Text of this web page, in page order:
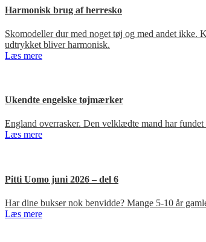
Harmonisk brug af herresko
Skomodeller dur med noget tøj og med andet ikke.
udtrykket bliver harmonisk.
Læs mere
Ukendte engelske tøjmærker
England overrasker. Den velklædte mand har
Læs mere
Pitti Uomo juni 2026 – del 6
Har dine bukser nok benvidde? Mange 5-10 år
Læs mere